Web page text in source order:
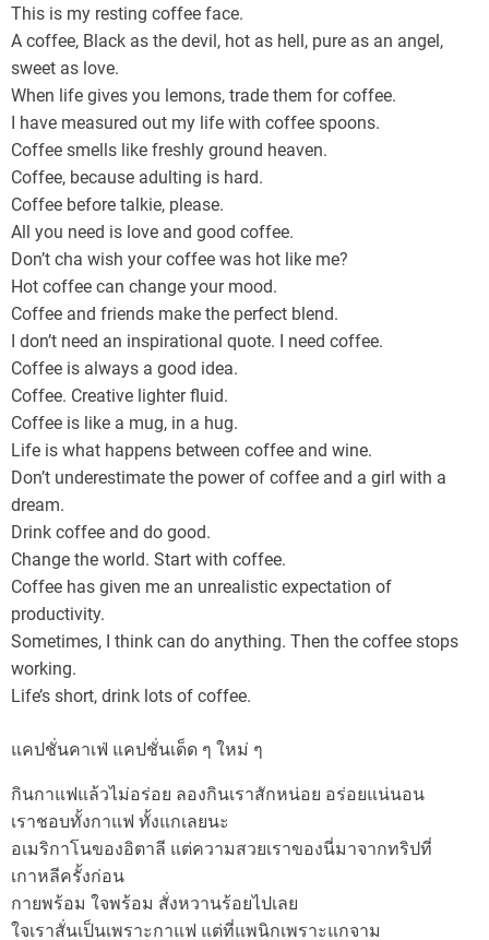
This is my resting coffee face.
A coffee, Black as the devil, hot as hell, pure as an angel,
sweet as love.
When life gives you lemons, trade them for coffee.
I have measured out my life with coffee spoons.
Coffee smells like freshly ground heaven.
Coffee, because adulting is hard.
Coffee before talkie, please.
All you need is love and good coffee.
Don’t cha wish your coffee was hot like me?
Hot coffee can change your mood.
Coffee and friends make the perfect blend.
I don’t need an inspirational quote. I need coffee.
Coffee is always a good idea.
Coffee. Creative lighter fluid.
Coffee is like a mug, in a hug.
Life is what happens between coffee and wine.
Don’t underestimate the power of coffee and a girl with a
dream.
Drink coffee and do good.
Change the world. Start with coffee.
Coffee has given me an unrealistic expectation of
productivity.
Sometimes, I think can do anything. Then the coffee stops
working.
Life’s short, drink lots of coffee.
แคปชั่นคาเฟ่ แคปชั่นเด็ด ๆ ใหม่ ๆ
กินกาแฟแล้วไม่อร่อย ลองกินเราสักหน่อย อร่อยแน่นอน
เราชอบทั้งกาแฟ ทั้งแกเลยนะ
อเมริกาโนของอิตาลี แต่ความสวยเราของนี่มาจากทริปที่
เกาหลีครั้งก่อน
กายพร้อม ใจพร้อม สั่งหวานร้อยไปเลย
ใจเราสั่นเป็นเพราะกาแฟ แต่ที่แพนิกเพราะแกจาม